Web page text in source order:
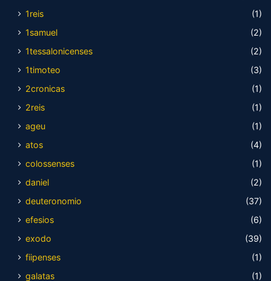
1reis
(1)
1samuel
(2)
1tessalonicenses
(2)
1timoteo
(3)
2cronicas
(1)
2reis
(1)
ageu
(1)
atos
(4)
colossenses
(1)
daniel
(2)
deuteronomio
(37)
efesios
(6)
exodo
(39)
fiipenses
(1)
galatas
(1)